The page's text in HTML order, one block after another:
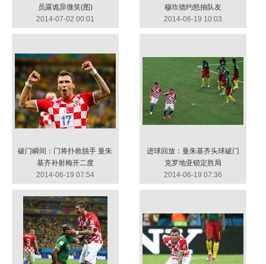
员露诡异微笑(图)
2014-07-02 00:01
穆坎德约怒抽队友
2014-06-19 10:03
破门瞬间：门将扑救脱手 曼朱
基齐补射梅开二度
2014-06-19 07:54
进球回放：曼朱基齐头球破门
克罗地亚锁定胜局
2014-06-19 07:36